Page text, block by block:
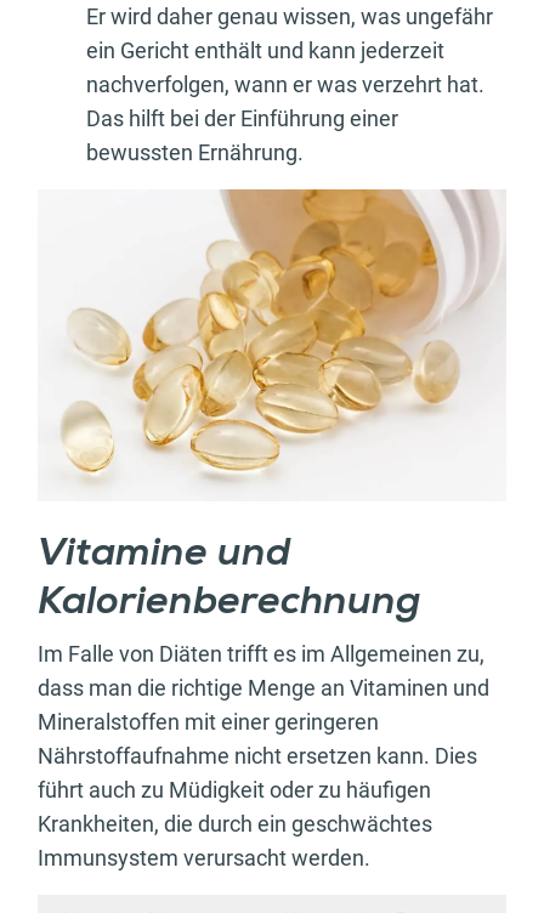
Er wird daher genau wissen, was ungefähr
ein Gericht enthält und kann jederzeit
nachverfolgen, wann er was verzehrt hat.
Das hilft bei der Einführung einer
bewussten Ernährung.
Vitamine und
Kalorienberechnung
Im Falle von Diäten trifft es im Allgemeinen zu,
dass man die richtige Menge an Vitaminen und
Mineralstoffen mit einer geringeren
Nährstoffaufnahme nicht ersetzen kann. Dies
führt auch zu Müdigkeit oder zu häufigen
Krankheiten, die durch ein geschwächtes
Immunsystem verursacht werden.